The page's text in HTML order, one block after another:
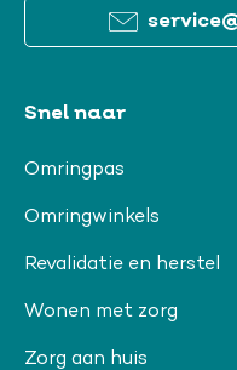
Snel naar
Omringpas
Omringwinkels
Revalidatie en herstel
Wonen met zorg
Zorg aan huis